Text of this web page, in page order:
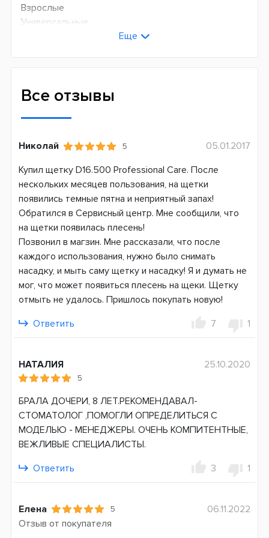
Взрослые
Универсальные
8800
1
Сменная насадка
Да
Дополнительные функции
Датчик давления
Таймер чистки
Индикатор заряда батареи
Система питания
Аккумулятор
Германия
Гарантия
24 месяца
Еще
Все отзывы
Николай 5
05.01.2017
Купил щетку D16.500 Professional Care. После
нескольких месяцев пользования, на щетки
появились темные пятна и неприятный запах!
Обратился в Сервисный центр. Мне сообщили, что
на щетки появилась плесень!
Позвонил в магзин. Мне рассказали, что после
каждого использования, нужно было снимать
насадку, и мыть саму щетку и насадку! Я и думать не
мог, что может появиться плесень на щеки. Щетку
отмыть не удалось. Пришлось покупать новую!
Ответить
7 1
НАТАЛИЯ
5
25.10.2020
БРАЛА ДОЧЕРИ, 8 ЛЕТ.РЕКОМЕНДАВАЛ-
СТОМАТОЛОГ ,ПОМОГЛИ ОПРЕДЕЛИТЬСЯ С
МОДЕЛЬЮ - МЕНЕДЖЕРЫ. ОЧЕНЬ КОМПИТЕНТНЫЕ,
ВЕЖЛИВЫЕ СПЕЦИАЛИСТЫ.
Ответить
3 1
Елена 5
Отзыв от покупателя
06.11.2022